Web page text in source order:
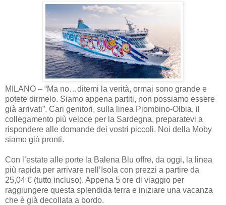
MILANO – “Ma no…ditemi la verità, ormai sono grande e
potete dirmelo. Siamo appena partiti, non possiamo essere
già arrivati”. Cari genitori, sulla linea Piombino-Olbia, il
collegamento più veloce per la Sardegna, preparatevi a
rispondere alle domande dei vostri piccoli. Noi della Moby
siamo già pronti.
Con l’estate alle porte la Balena Blu offre, da oggi, la linea
più rapida per arrivare nell’Isola con prezzi a partire da
25,04 € (tutto incluso). Appena 5 ore di viaggio per
raggiungere questa splendida terra e iniziare una vacanza
che è già decollata a bordo.